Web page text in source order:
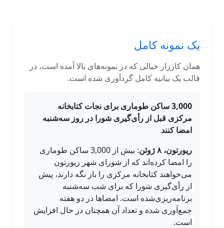
یک نمونه کامل
همان کارزار خیالی که در نمونه‌های بالا آمده است، در
قالب یک بیانیه کامل گردآوری شده است.
3,000 ساکن طوماری برای نجات کتابخانه
مرکزی قبل از رأی‌گیری شورا در روز سه‌شنبه
امضا کنند
ریورتون، ۸ ژوئن
: بیش از 3,000 ساکن طوماری
را امضا کرده‌اند که از شورای شهر ریورتون
می‌خواهند کتابخانه مرکزی را باز نگه دارند، پیش
از رأی‌گیری شورا که برای شب سه‌شنبه
برنامه‌ریزی‌شده است. امضاها در دو هفته
جمع‌آوری شده و تعداد آن همچنان در حال افزایش
است.